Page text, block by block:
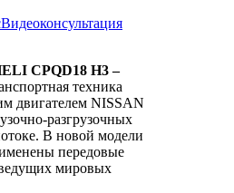
Видеоконсультация
CPQD18 H3–
техника
двигателем NISSAN
разгрузочных
В новой модели
передовые
мировых